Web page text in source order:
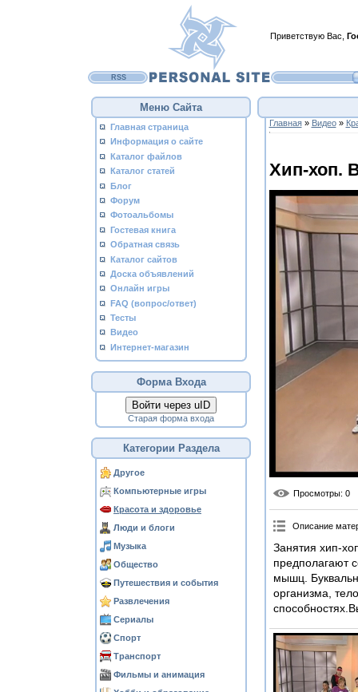
Приветствую Вас
RSS
Меню Сайта
Главная страница
Информация о сайте
Каталог файлов
Каталог статей
Блог
Форум
Фотоальбомы
Гостевая книга
Обратная связь
Каталог сайтов
Доска объявлений
Онлайн игры
FAQ (вопрос/ответ)
Тесты
Видео
Интернет-магазин
Форма Входа
Войти через uID
Старая форма входа
Категории Раздела
Другое
Компьютерные игры
Красота и здоровье
Люди и блоги
Музыка
Общество
Путешествия и события
Развлечения
Сериалы
Спорт
Транспорт
Фильмы и анимация
Главная» Видео»
Хип-хоп.
Просмотры: 0
Описание
Занятия хип-
предполагают
мышц.
организма,